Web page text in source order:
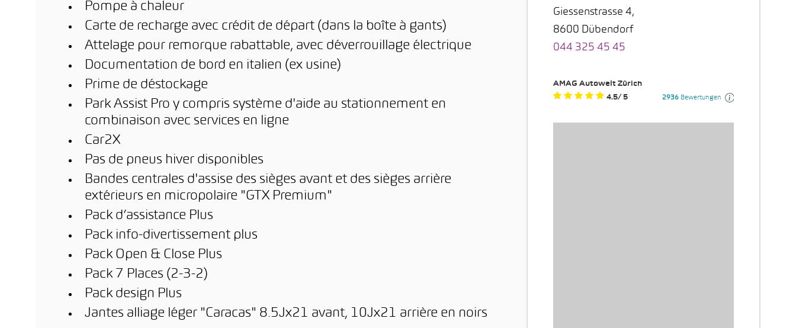
Pompe à chaleur
Carte de recharge avec crédit de départ (dans la boîte à gants)
Attelage pour remorque rabattable, avec déverrouillage électrique
Documentation de bord en italien (ex usine)
Prime de déstockage
Park Assist Pro y compris système d'aide au stationnement en
combinaison avec services en ligne
Car2X
Pas de pneus hiver disponibles
Bandes centrales d'assise des sièges avant et des sièges arrière
extérieurs en micropolaire "GTX Premium"
Pack d’assistance Plus
Pack info-divertissement plus
Pack Open & Close Plus
Pack 7 Places (2-3-2)
Pack design Plus
Jantes alliage léger "Caracas" 8.5Jx21 avant, 10Jx21 arrière en noirs
Giessenstrasse 4,
8600 Dübendorf
044 325 45 45